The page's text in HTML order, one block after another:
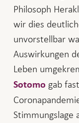
Philosoph
wir dies
unvorstellbar
Auswirkungen
Leben
Sotomo gab
Stimmungslage